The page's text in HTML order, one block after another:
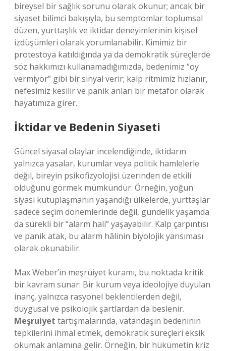
bireysel bir sağlık sorunu olarak okunur; ancak bir
siyaset bilimci bakışıyla, bu semptomlar toplumsal
düzen, yurttaşlık ve iktidar deneyimlerinin kişisel
izdüşümleri olarak yorumlanabilir. Kimimiz bir
protestoya katıldığında ya da demokratik süreçlerde
söz hakkımızı kullanamadığımızda, bedenimiz “oy
vermiyor” gibi bir sinyal verir; kalp ritmimiz hızlanır,
nefesimiz kesilir ve panik anları bir metafor olarak
hayatımıza girer.
İktidar ve Bedenin Siyaseti
Güncel siyasal olaylar incelendiğinde, iktidarın
yalnızca yasalar, kurumlar veya politik hamlelerle
değil, bireyin psikofizyolojisi üzerinden de etkili
olduğunu görmek mümkündür. Örneğin, yoğun
siyasi kutuplaşmanın yaşandığı ülkelerde, yurttaşlar
sadece seçim dönemlerinde değil, gündelik yaşamda
da sürekli bir “alarm hali” yaşayabilir. Kalp çarpıntısı
ve panik atak, bu alarm hâlinin biyolojik yansıması
olarak okunabilir.
Max Weber’in meşruiyet kuramı, bu noktada kritik
bir kavram sunar: Bir kurum veya ideolojiye duyulan
inanç, yalnızca rasyonel beklentilerden değil,
duygusal ve psikolojik şartlardan da beslenir.
Meşruiyet tartışmalarında, vatandaşın bedeninin
tepkilerini ihmal etmek, demokratik süreçleri eksik
okumak anlamına gelir. Örneğin, bir hükümetin kriz